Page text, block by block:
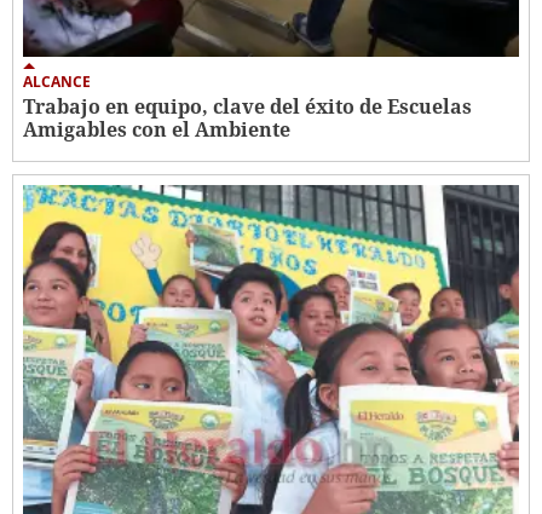
ALCANCE
Trabajo en equipo, clave del éxito de Escuelas
Amigables con el Ambiente